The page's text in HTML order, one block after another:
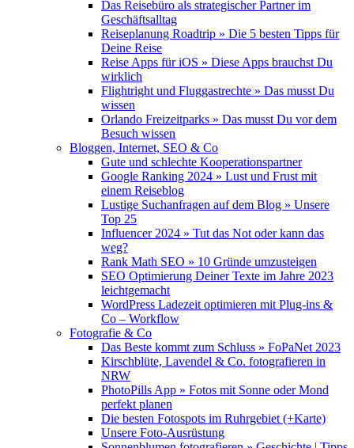
Das Reisebüro als strategischer Partner im
Geschäftsalltag
Reiseplanung Roadtrip » Die 5 besten Tipps für
Deine Reise
Reise Apps für iOS » Diese Apps brauchst Du
wirklich
Flightright und Fluggastrechte » Das musst Du
wissen
Orlando Freizeitparks » Das musst Du vor dem
Besuch wissen
Bloggen, Internet, SEO & Co
Gute und schlechte Kooperationspartner
Google Ranking 2024 » Lust und Frust mit
einem Reiseblog
Lustige Suchanfragen auf dem Blog » Unsere
Top 25
Influencer 2024 » Tut das Not oder kann das
weg?
Rank Math SEO » 10 Gründe umzusteigen
SEO Optimierung Deiner Texte im Jahre 2023
leichtgemacht
WordPress Ladezeit optimieren mit Plug-ins &
Co – Workflow
Fotografie & Co
Das Beste kommt zum Schluss » FoPaNet 2023
Kirschblüte, Lavendel & Co. fotografieren in
NRW
PhotoPills App » Fotos mit Sonne oder Mond
perfekt planen
Die besten Fotospots im Ruhrgebiet (+Karte)
Unsere Foto-Ausrüstung